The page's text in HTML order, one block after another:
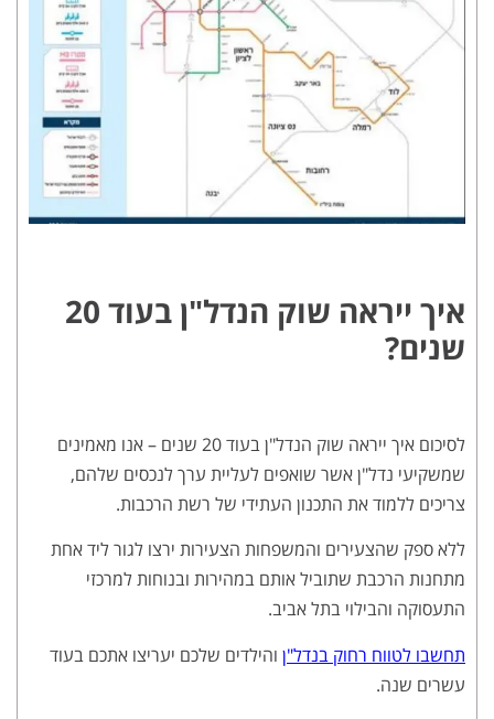
איך ייראה שוק הנדל"ן בעוד 20
שנים?
לסיכום איך ייראה שוק הנדל"ן בעוד 20 שנים – אנו מאמינים
שמשקיעי נדל"ן אשר שואפים לעליית ערך לנכסים שלהם,
צריכים ללמוד את התכנון העתידי של רשת הרכבות.
ללא ספק שהצעירים והמשפחות הצעירות ירצו לגור ליד אחת
מתחנות הרכבת שתוביל אותם במהירות ובנוחות למרכזי
התעסוקה והבילוי בתל אביב.
תחשבו לטווח רחוק בנדל"ן והילדים שלכם יעריצו אתכם בעוד
עשרים שנה.